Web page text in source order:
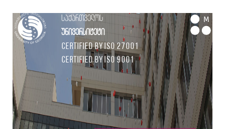
საქართველოს
უნივერსიტეტი
Certified by ISO 27001
Certified by ISO 9001
M